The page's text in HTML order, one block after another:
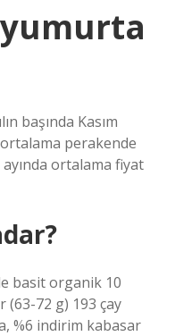
başında Kasım
perakende
ayında ortalama fiyat
basit organik 10
72 g) 193 çay
%6 indirim kabasar